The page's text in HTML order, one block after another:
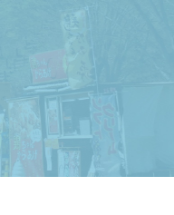
加盟申し込みフォーム
キッチンカーをはじめたい
キッチンカー製作・販売
出店依頼フォ
加盟キッチン
企画・運営さ